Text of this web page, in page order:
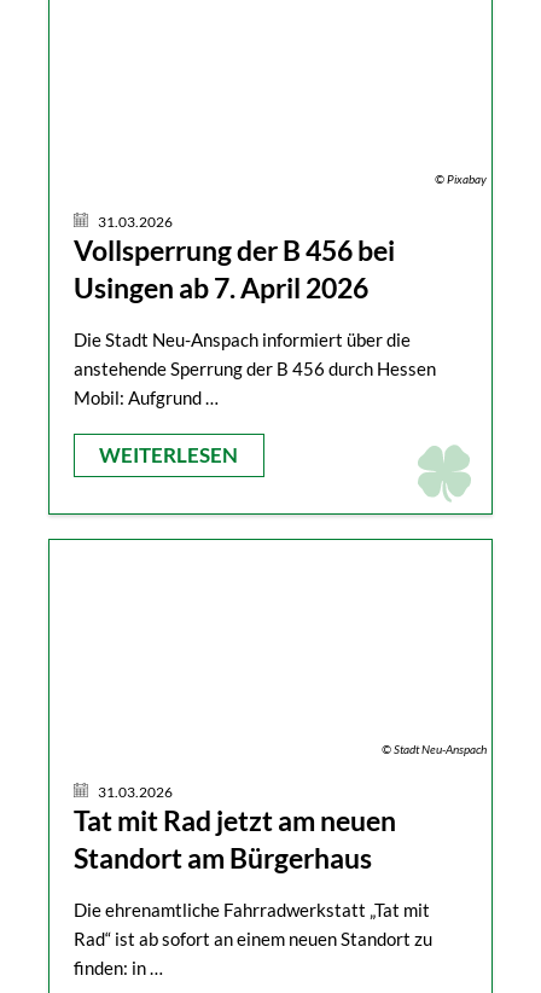
© Pixabay
31.03.2026
Vollsperrung der B 456 bei
Usingen ab 7. April 2026
Die Stadt Neu-Anspach informiert über die
anstehende Sperrung der B 456 durch Hessen
Mobil: Aufgrund …
WEITERLESEN
© Stadt Neu-Anspach
31.03.2026
Tat mit Rad jetzt am neuen
Standort am Bürgerhaus
Die ehrenamtliche Fahrradwerkstatt „Tat mit
Rad“ ist ab sofort an einem neuen Standort zu
finden: in …